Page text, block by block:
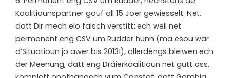
Koalitiounspartner gouf all 15 Joer gewiesselt. Net,
datt Dir mech elo falsch verstitt: ech well net
permanent eng CSV um Rudder hunn (ma esou war
d’Situatioun jo awer bis 2013!), allerdéngs bleiwen ech
der Meenung, datt eng Dräierkoalitioun net gutt ass,